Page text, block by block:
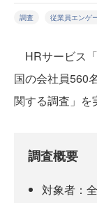
調査 従業員エンゲ
HRサービス
国の会社員560
関する調査」を
調査概要
対象者：